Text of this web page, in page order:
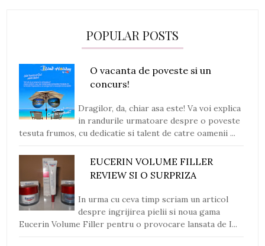
POPULAR POSTS
O vacanta de poveste si un
concurs!
Dragilor, da, chiar asa este! Va voi explica
in randurile urmatoare despre o poveste
tesuta frumos, cu dedicatie si talent de catre oamenii ...
EUCERIN VOLUME FILLER
REVIEW SI O SURPRIZA
In urma cu ceva timp scriam un articol
despre ingrijirea pielii si noua gama
Eucerin Volume Filler pentru o provocare lansata de I...